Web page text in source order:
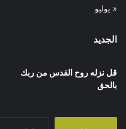
« يوليو
الجديد
قل نزله روح القدس من ربك
بالحق